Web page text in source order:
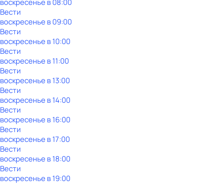
воскресенье в08:00
Вести
воскресенье в09:00
Вести
воскресенье в10:00
Вести
воскресенье в11:00
Вести
воскресенье в13:00
Вести
воскресенье в14:00
Вести
воскресенье в16:00
Вести
воскресенье в17:00
Вести
воскресенье в18:00
Вести
воскресенье в19:00